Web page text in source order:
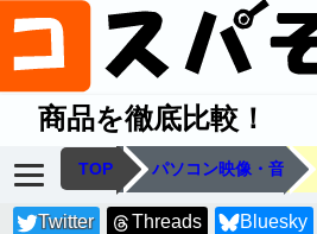
商品を徹底比較！
TOP パソコン映像・音
Twitter Threads Bluesky